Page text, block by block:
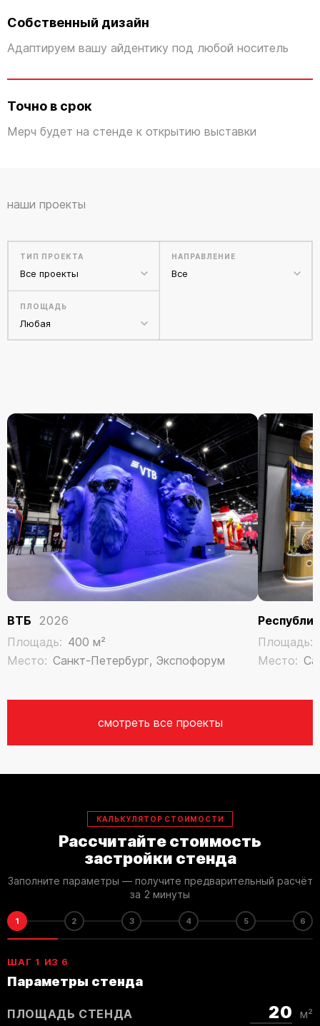
Собственный дизайн
Адаптируем вашу айдентику под любой носитель
Точно в срок
Мерч будет на стенде к открытию выставки
наши проекты
ТИП ПРОЕКТА
Все проекты
НАПРАВЛЕНИЕ
Все
ПЛОЩАДЬ
Любая
ВТБ 2026
Площадь: 400 м²
Место: Санкт-Петербург, Экспофорум
Площадь:
Место:
смотреть все проекты
КАЛЬКУЛЯТОР СТОИМОСТИ
Рассчитайте стоимость
застройки стенда
Заполните параметры — получите предварительный расчёт
за 2 минуты
1 2 3 4 5 6
ШАГ 1 ИЗ 6
Параметры стенда
ПЛОЩАДЬ СТЕНДА м²